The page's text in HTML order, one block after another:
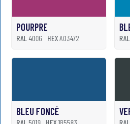
POURPRE
RAL 4006 HEXA03472 RAL
BLEU FONCÉ